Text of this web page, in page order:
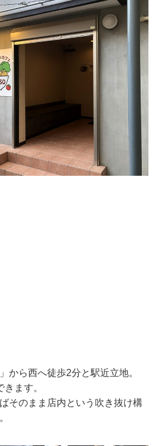
から西へ徒歩2分と駅近立地。
ます。
そのまま店内という吹き抜け構